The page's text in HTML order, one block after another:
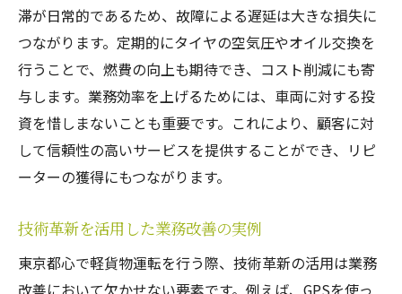
滞が日常的であるため、故障による遅延は大きな損失に
つながります。定期的にタイヤの空気圧やオイル交換を
行うことで、燃費の向上も期待でき、コスト削減にも寄
与します。業務効率を上げるためには、車両に対する投
資を惜しまないことも重要です。これにより、顧客に対
して信頼性の高いサービスを提供することができ、リピ
ーターの獲得にもつながります。
技術革新を活用した業務改善の実例
東京都心で軽貨物運転を行う際、技術革新の活用は業務
改善において欠かせない要素です。例えば、GPSを使っ